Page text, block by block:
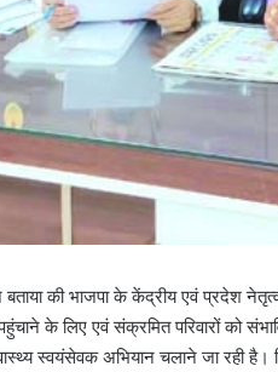
बताया की भाजपा के केंद्रीय एवं प्रदेश
के लिए एवं संक्रमित परिवारों को
स्वयंसेवक अभियान चलाने जा रही